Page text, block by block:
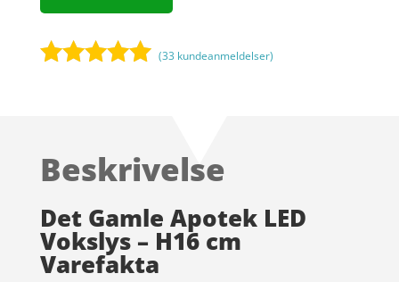
kundebedøm
(33 kundeanmeldelser)
Beskrivelse
Det Gamle Apotek LED
Vokslys – H16 cm
Varefakta